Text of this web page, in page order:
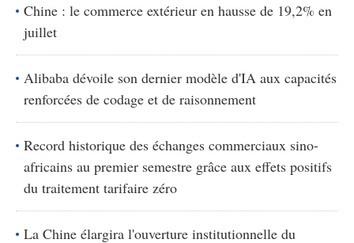
Chine : le commerce extérieur en hausse de 19,2% en
juillet
Alibaba dévoile son dernier modèle d'IA aux capacités
renforcées de codage et de raisonnement
Record historique des échanges commerciaux sino-
africains au premier semestre grâce aux effets positifs
du traitement tarifaire zéro
La Chine élargira l'ouverture institutionnelle du